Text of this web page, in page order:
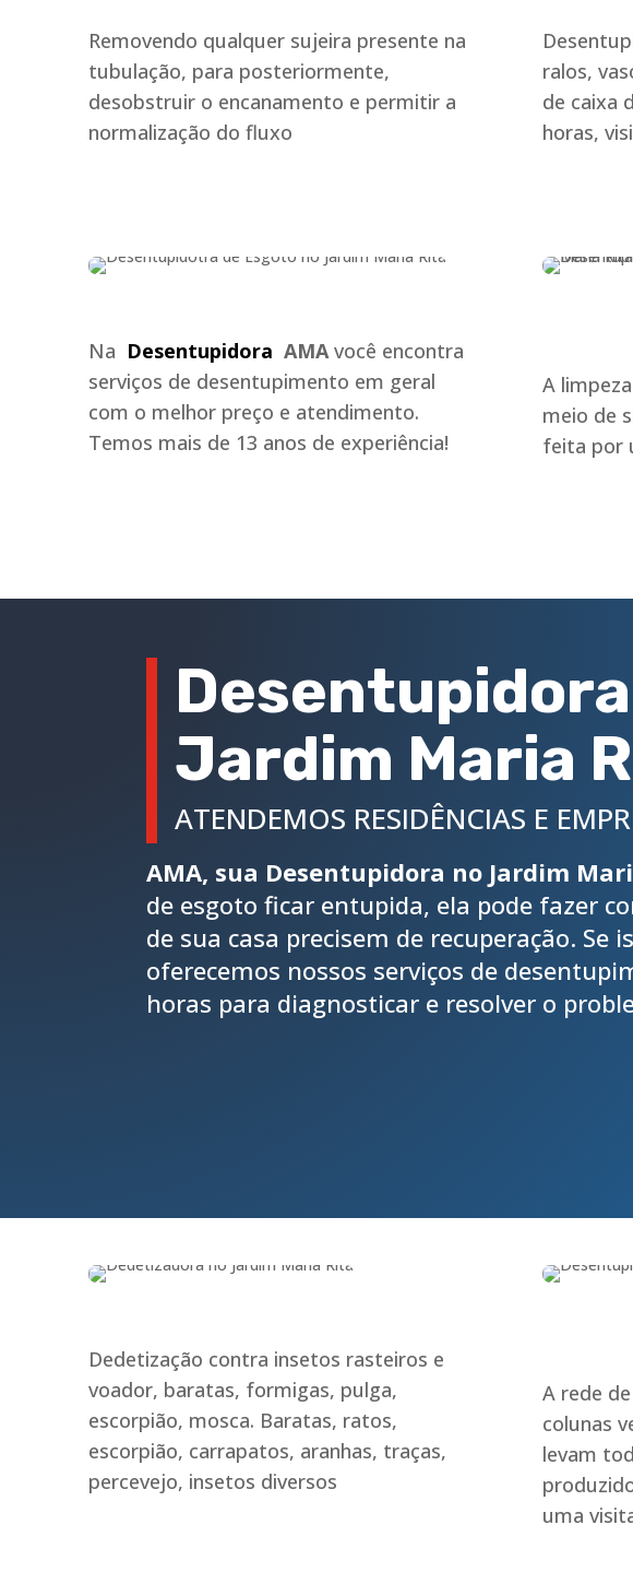
Removendo qualquer sujeira presente na
tubulação, para posteriormente,
desobstruir o encanamento e permitir a
normalização do fluxo
Na Desentupidora AMAvocê encontra
serviços de desentupimento em geral
com o melhor preço e atendimento.
Temos mais de 13 anos de experiência!
ralos,
de caixa
horas,
A
meio de
feita por
Jardim Maria
ATENDEMOS RESIDÊNCIAS E
AMA, sua Desentupidora no Jardim
de esgoto ficar entupida, ela pode fazer
de sua casa precisem de recuperação. Se
oferecemos nossos serviços de
horas para diagnosticar e resolver o
Dedetização contra insetos rasteiros e
voador, baratas, formigas, pulga,
escorpião, mosca. Baratas, ratos,
escorpião, carrapatos, aranhas, traças,
percevejo, insetos diversos
A rede
colunas
levam
uma